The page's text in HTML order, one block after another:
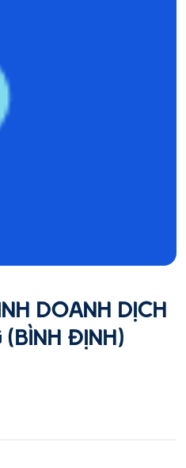
DOANH DỊCH
(BÌNH ĐỊNH)